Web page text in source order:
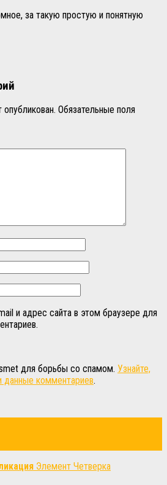
за такую простую и понятную
Обязательные поля
и адрес сайта в этом браузере для
для борьбы со спамом. Узнайте,
данные комментариев.
Элемент Четверка